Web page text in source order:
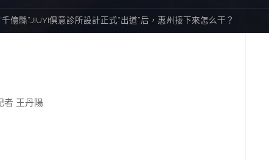
千億縣”JIUYI俱意診所設計正式“出道”后，惠州接下來怎么干？
者 王丹陽